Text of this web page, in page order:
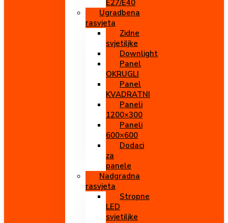
E27/E40
Ugradbena
rasvjeta
Zidne
svjetiljke
Downlight
Panel
OKRUGLI
Panel
KVADRATNI
Paneli
1200×300
Paneli
600×600
Dodaci
za
panele
Nadgradna
rasvjeta
Stropne
LED
svjetiljke